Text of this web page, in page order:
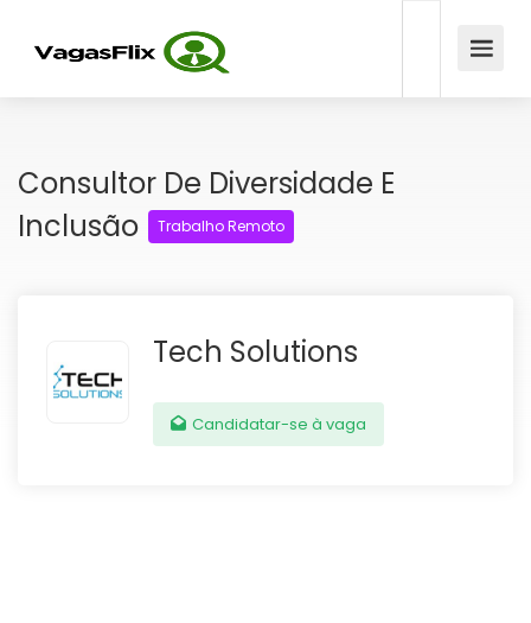
Consultor De Diversidade E
Inclusão
Trabalho Remoto
Tech Solutions
Candidatar-se à vaga